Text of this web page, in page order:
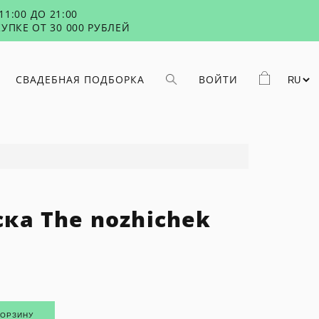
ДО 21:00
ОТ 30 000 РУБЛЕЙ
СВАДЕБНАЯ ПОДБОРКА ВОЙТИ
The nozhichek